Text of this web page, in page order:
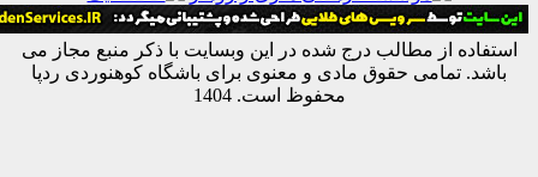
از مطالب درج شده در این وبسایت با ذکر منبع مجاز می
تمامی حقوق مادی و معنوی برای باشگاه کوهنوردی ردپا
محفوظ است. 1404